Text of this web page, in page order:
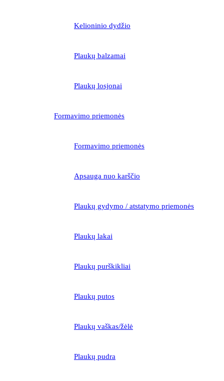
Kelioninio dydžio
Plaukų balzamai
Plaukų losjonai
Formavimo priemonės
Formavimo priemonės
Apsauga nuo karščio
Plaukų gydymo / atstatymo priemonės
Plaukų lakai
Plaukų purškikliai
Plaukų putos
Plaukų vaškas/žėlė
Plaukų pudra